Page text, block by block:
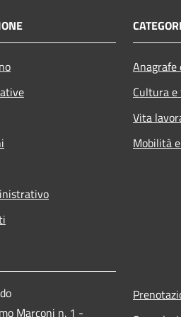
Cultura
Vita
Mobilità
Marconi n. 1 -